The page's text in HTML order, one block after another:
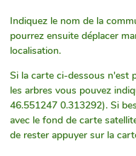
Indiquez le nom de la
pourrez ensuite déplacer
localisation.
Si la carte ci-dessous n'est
les arbres vous pouvez indiquer les coordonnées GPS (ex. :
46.551247 0.313292). Si
avec le fond de carte satellite une fois la localisation trouvée il
de rester appuyer sur la